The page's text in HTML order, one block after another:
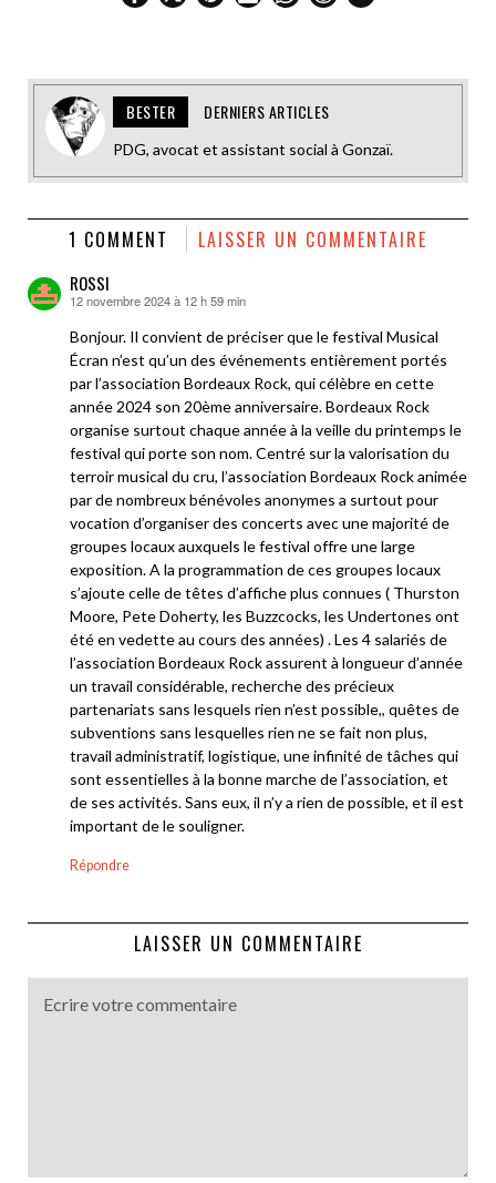
BESTER DERNIERS ARTICLES
PDG, avocat et assistant social à Gonzaï.
1 COMMENT LAISSER UN COMMENTAIRE
ROSSI
dit :
12 novembre 2024 à 12 h 59 min
Bonjour. Il convient de préciser que le festival Musical
Écran n’est qu’un des événements entièrement portés
par l’association Bordeaux Rock, qui célèbre en cette
année 2024 son 20ème anniversaire. Bordeaux Rock
organise surtout chaque année à la veille du printemps le
festival qui porte son nom. Centré sur la valorisation du
terroir musical du cru, l’association Bordeaux Rock animée
par de nombreux bénévoles anonymes a surtout pour
vocation d’organiser des concerts avec une majorité de
groupes locaux auxquels le festival offre une large
exposition. A la programmation de ces groupes locaux
s’ajoute celle de têtes d’affiche plus connues ( Thurston
Moore, Pete Doherty, les Buzzcocks, les Undertones ont
été en vedette au cours des années) . Les 4 salariés de
l’association Bordeaux Rock assurent à longueur d’année
un travail considérable, recherche des précieux
partenariats sans lesquels rien n’est possible,, quêtes de
subventions sans lesquelles rien ne se fait non plus,
travail administratif, logistique, une infinité de tâches qui
sont essentielles à la bonne marche de l’association, et
de ses activités. Sans eux, il n’y a rien de possible, et il est
important de le souligner.
Répondre
LAISSER UN COMMENTAIRE